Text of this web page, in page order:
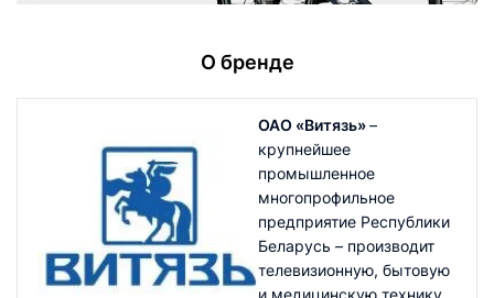
О бренде
ОАО «Витязь»–
крупнейшее
промышленное
многопрофильное
предприятие Республики
Беларусь – производит
телевизионную, бытовую
и медицинскую технику.